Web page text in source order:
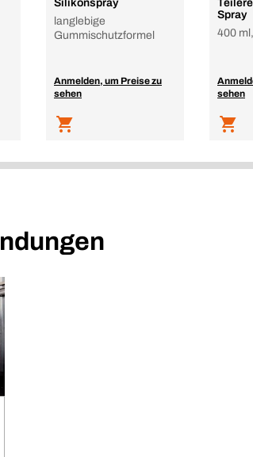
Silikonspray
langlebige
Gummischutzformel
Anmelden, um Preise zu
sehen
Spray
400
sehen